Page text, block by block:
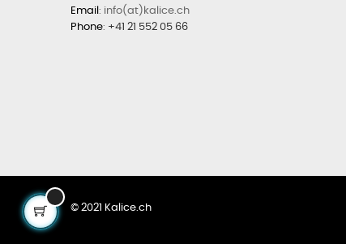
Email : info(at)kalice.ch
Phone: +41 21 552 05 66
© 2021 Kalice.ch